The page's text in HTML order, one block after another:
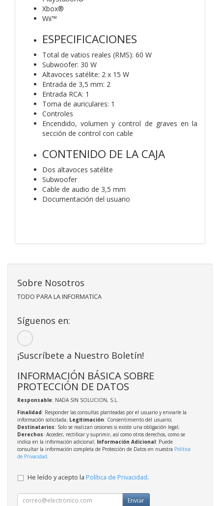
Xbox®
Wii™
ESPECIFICACIONES
Total de vatios reales (RMS): 60 W
Subwoofer: 30 W
Altavoces satélite: 2 x 15 W
Entrada de 3,5 mm: 2
Entrada RCA: 1
Toma de auriculares: 1
Controles
Encendido, volumen y control de graves en la
sección de control con cable
CONTENIDO DE LA CAJA
Dos altavoces satélite
Subwoofer
Cable de audio de 3,5 mm
Documentación del usuario
Sobre Nosotros
TODO PARA LA INFORMATICA
Síguenos en:
¡Suscríbete a Nuestro Boletín!
INFORMACIÓN BÁSICA SOBRE
PROTECCIÓN DE DATOS
Responsable: NADA SIN SOLUCION, S.L.
Finalidad: Responder las consultas planteadas por el usuario y enviarle la
información solicitada; Legitimación: Consentimiento del usuario;
Destinatarios: Solo se realizan cesiones si existe una obligación legal;
Derechos: Acceder, rectificar y suprimir, así como otros derechos, como se
indica en la información adicional; Información Adicional: Puede
consultar la información completa de Protección de Datos en nuestra Política
de Privacidad
He leído y acepto la Política de Privacidad.
Enviar